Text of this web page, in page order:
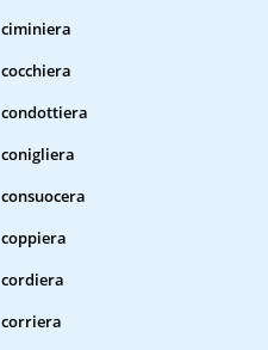
ciminiera
cocchiera
condottiera
conigliera
consuocera
coppiera
cordiera
corriera